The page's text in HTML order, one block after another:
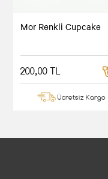
Mor Renkli Cupcake
200,00 TL
Ücretsiz Kargo